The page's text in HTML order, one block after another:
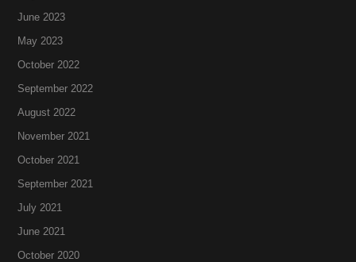
June 2023
May 2023
October 2022
September 2022
August 2022
November 2021
October 2021
September 2021
July 2021
June 2021
October 2020